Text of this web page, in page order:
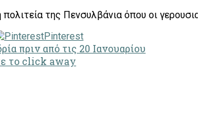
της Πενσυλβάνια όπου οι
Pinterest
πριν από τις 20 Ιανουαρίου
το click away